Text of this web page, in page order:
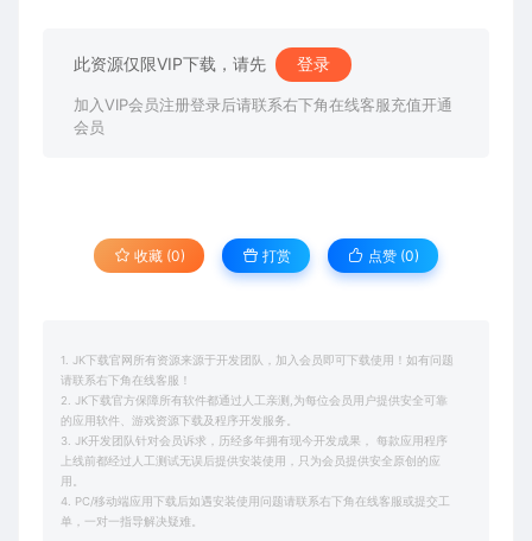
此资源仅限VIP下载，请先 登录
加入VIP会员注册登录后请联系右下角在线客服充值开通
会员
收藏 (0) 打赏 点赞 (0)
1. JK下载官网所有资源来源于开发团队，加入会员即可下载使用！如有问题
请联系右下角在线客服！
2. JK下载官方保障所有软件都通过人工亲测,为每位会员用户提供安全可靠
的应用软件、游戏资源下载及程序开发服务。
3. JK开发团队针对会员诉求，历经多年拥有现今开发成果， 每款应用程序
上线前都经过人工测试无误后提供安装使用，只为会员提供安全原创的应
用。
4. PC/移动端应用下载后如遇安装使用问题请联系右下角在线客服或提交工
单，一对一指导解决疑难。